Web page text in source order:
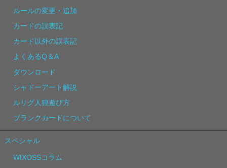
ルールの変更・追加
カードの誤表記
カード以外の誤表記
よくあるQ＆A
ダウンロード
シャドーアート解説
ルリグ人狼遊び方
ブランクカードについて
スペシャル
WIXOSSコラム